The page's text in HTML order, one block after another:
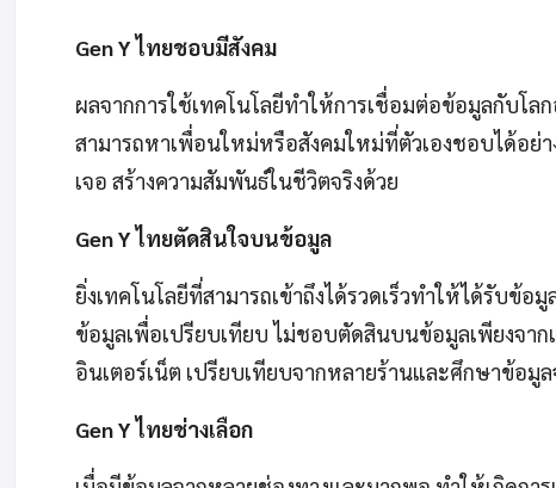
Gen Y ไทยชอบมีสังคม
ผลจากการใช้เทคโนโลยีทำให้การเชื่อมต่อข้อมูลกับโล
สามารถหาเพื่อนใหม่หรือสังคมใหม่ที่ตัวเองชอบได้อ
เจอ สร้างความสัมพันธ์ในชีวิตจริงด้วย
Gen Y ไทยตัดสินใจบนข้อมูล
ยิ่งเทคโนโลยีที่สามารถเข้าถึงได้รวดเร็วทำให้ได้รับข้
ข้อมูลเพื่อเปรียบเทียบ ไม่ชอบตัดสินบนข้อมูลเพียงจาก
อินเตอร์เน็ต เปรียบเทียบจากหลายร้านและศึกษาข้อมู
Gen Y ไทยช่างเลือก